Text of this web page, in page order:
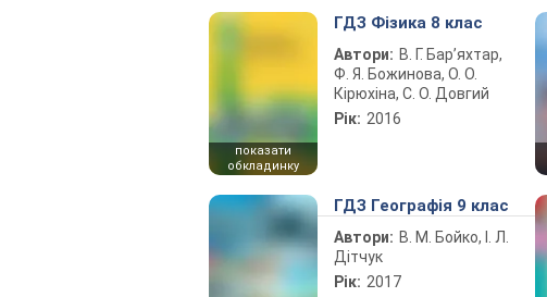
показати
обкладинку
ГДЗ Фізика 8 клас
Автори: В. Г. Бар’яхтар,
Ф. Я. Божинова, О. О.
Кірюхіна, С. О. Довгий
Рік: 2016
ГДЗ Географія 9 клас
Автори: В. М. Бойко, І. Л.
Дітчук
Рік: 2017